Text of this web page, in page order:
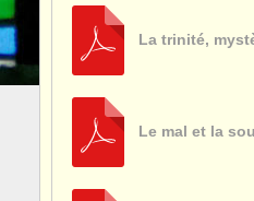
La trinité,
Le mal et la